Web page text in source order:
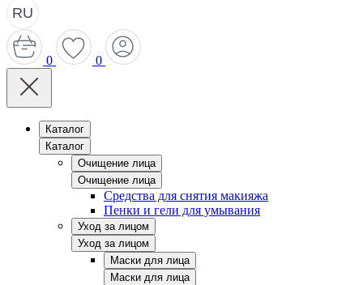
RU
0 0
Каталог
Каталог
Очищение лица
Очищение лица
Средства для снятия макияжа
Пенки и гели для умывания
Уход за лицом
Уход за лицом
Маски для лица
Маски для лица